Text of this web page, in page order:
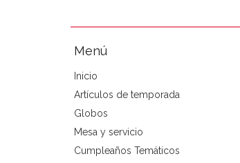
Menú
Inicio
Artículos de temporada
Globos
Mesa y servicio
Cumpleaños Temáticos